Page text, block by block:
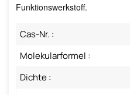
Funktionswerkstoff.
Cas-Nr. :
Molekularformel :
Dichte :